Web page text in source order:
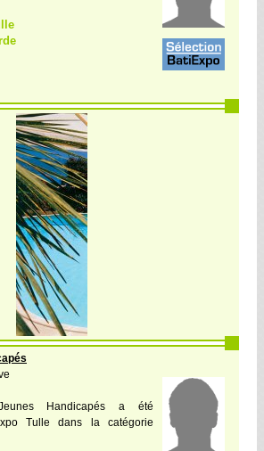
Handicapés a été
Tulle dans la catégorie